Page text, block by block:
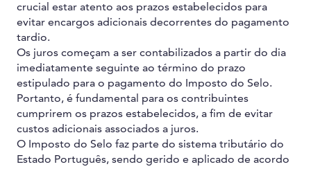
crucial estar atento aos prazos estabelecidos para
evitar encargos adicionais decorrentes do pagamento
tardio.
Os juros começam a ser contabilizados a partir do dia
imediatamente seguinte ao término do prazo
estipulado para o pagamento do Imposto do Selo.
Portanto, é fundamental para os contribuintes
cumprirem os prazos estabelecidos, a fim de evitar
custos adicionais associados a juros.
O Imposto do Selo faz parte do sistema tributário do
Estado Português, sendo gerido e aplicado de acordo